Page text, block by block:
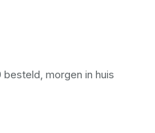
besteld, morgen in huis